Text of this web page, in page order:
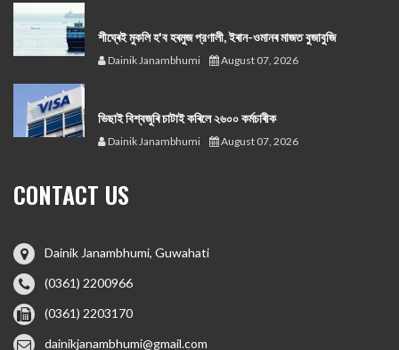
শীঘ্ৰেই মুকলি হ'ব হৰমুজ প্রণালী, ইৰান-ওমানৰ মাজত বুজাবুজি
Dainik Janambhumi August 07, 2026
ভিছাই বিশ্বজুৰি চাটাই কৰিলে ২৬০০ কৰ্মচাৰীক
Dainik Janambhumi August 07, 2026
CONTACT US
Dainik Janambhumi, Guwahati
(0361) 2200966
(0361) 2203170
dainikjanambhumi@gmail.com